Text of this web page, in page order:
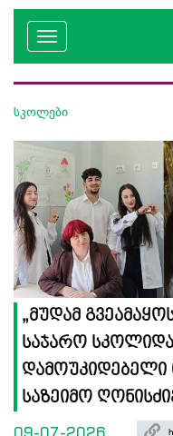
სკოლები
„მუდამ
საჯარო
დამოუკიდებელი
საზეიმო